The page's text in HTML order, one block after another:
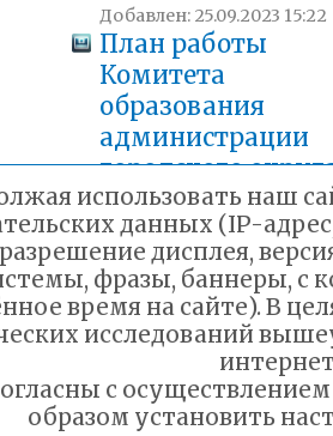
Добавлен: 25.09.2023 15:22
План работы
Комитета
образования
администрации
городского
«Город Чита»,
муниципальных
бюджетных
организаций на
сентябрь 2023 г.
Добавлен: 30.08.2023 13:31
План работы
использовать наш
данных (IP-
дисплея,
фразы, баннеры, с
время на сайте). В
исследований
с
образом установить